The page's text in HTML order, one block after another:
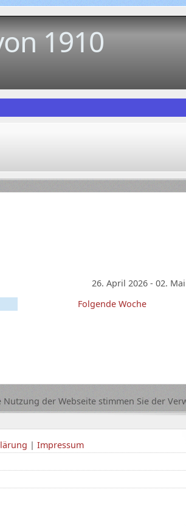
1910
26. April 2026 - 02.
Folgende Woche
der Webseite stimmen Sie der
| Impressum